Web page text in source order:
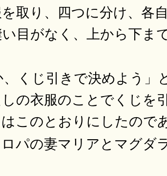
取り、四つに分け、各
目がなく、上から下ま
くじ引きで決めよう」
の衣服のことでくじを
このとおりにしたのであ
パの妻マリアとマグダ